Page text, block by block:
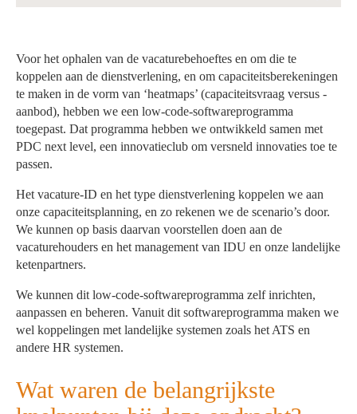
Voor het ophalen van de vacaturebehoeftes en om die te
koppelen aan de dienstverlening, en om capaciteitsberekeningen
te maken in de vorm van ‘heatmaps’ (capaciteitsvraag versus -
aanbod), hebben we een low-code-softwareprogramma
toegepast. Dat programma hebben we ontwikkeld samen met
PDC next level, een innovatieclub om versneld innovaties toe te
passen.
Het vacature-ID en het type dienstverlening koppelen we aan
onze capaciteitsplanning, en zo rekenen we de scenario’s door.
We kunnen op basis daarvan voorstellen doen aan de
vacaturehouders en het management van IDU en onze landelijke
ketenpartners.
We kunnen dit low-code-softwareprogramma zelf inrichten,
aanpassen en beheren. Vanuit dit softwareprogramma maken we
wel koppelingen met landelijke systemen zoals het ATS en
andere HR systemen.
Wat waren de belangrijkste